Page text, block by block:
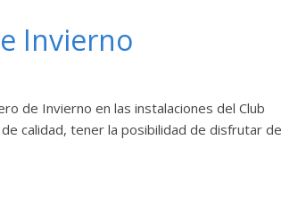
Invierno
de Invierno en las instalaciones del Club
calidad, tener la posibilidad de disfrutar de